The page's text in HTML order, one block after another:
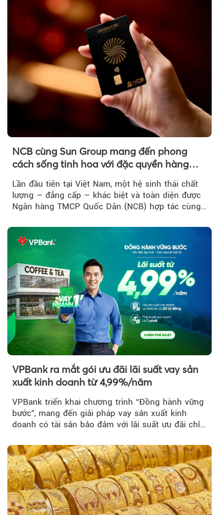
NCB cùng Sun Group mang đến phong
cách sống tinh hoa với đặc quyền hàng
đầu Việt Nam
Lần đầu tiên tại Việt Nam, một hệ sinh thái chất
lượng – đẳng cấp – khác biệt và toàn diện được
Ngân hàng TMCP Quốc Dân (NCB) hợp tác cùng
VPBank ra mắt gói ưu đãi lãi suất vay sản
xuất kinh doanh từ 4,99%/năm
VPBank triển khai chương trình “Đồng hành vững
bước”, mang đến giải pháp vay sản xuất kinh
doanh có tài sản bảo đảm với lãi suất ưu đãi chỉ